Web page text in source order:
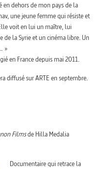
en dehors de mon pays de la
une jeune femme qui résiste et
voit en lui un maître, lui
de la Syrie et un cinéma libre. Un
»
en France depuis mai 2011.
diffusé sur ARTE en septembre.
Filmsde Hilla Medalia
Documentaire qui retrace la